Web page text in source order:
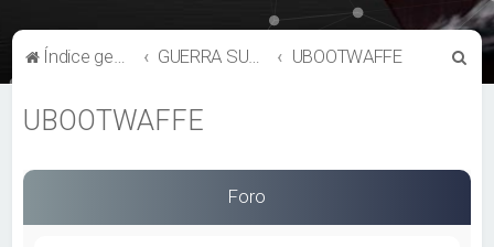
Índice general GUERRA SUBMARINA UBOOTWAFFE
a
UBOOTWAFFE
Foro